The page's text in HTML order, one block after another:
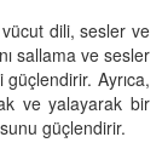
dili, sesler ve
sallama ve sesler
Ayrıca,
ve yalayarak bir
güçlendirir.